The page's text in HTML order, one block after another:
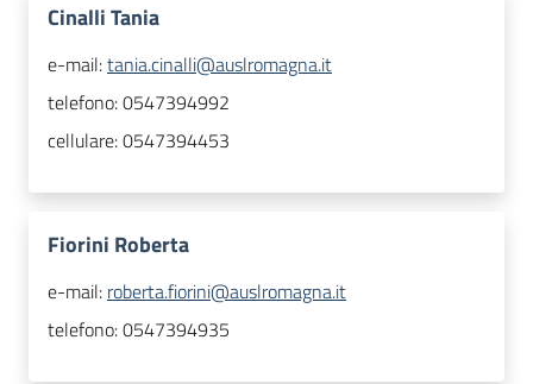
Cinalli Tania
e-mail:tania.cinalli@auslromagna.it
telefono:0547394992
cellulare:0547394453
Fiorini Roberta
e-mail: roberta.fiorini@auslromagna.it
telefono:0547394935